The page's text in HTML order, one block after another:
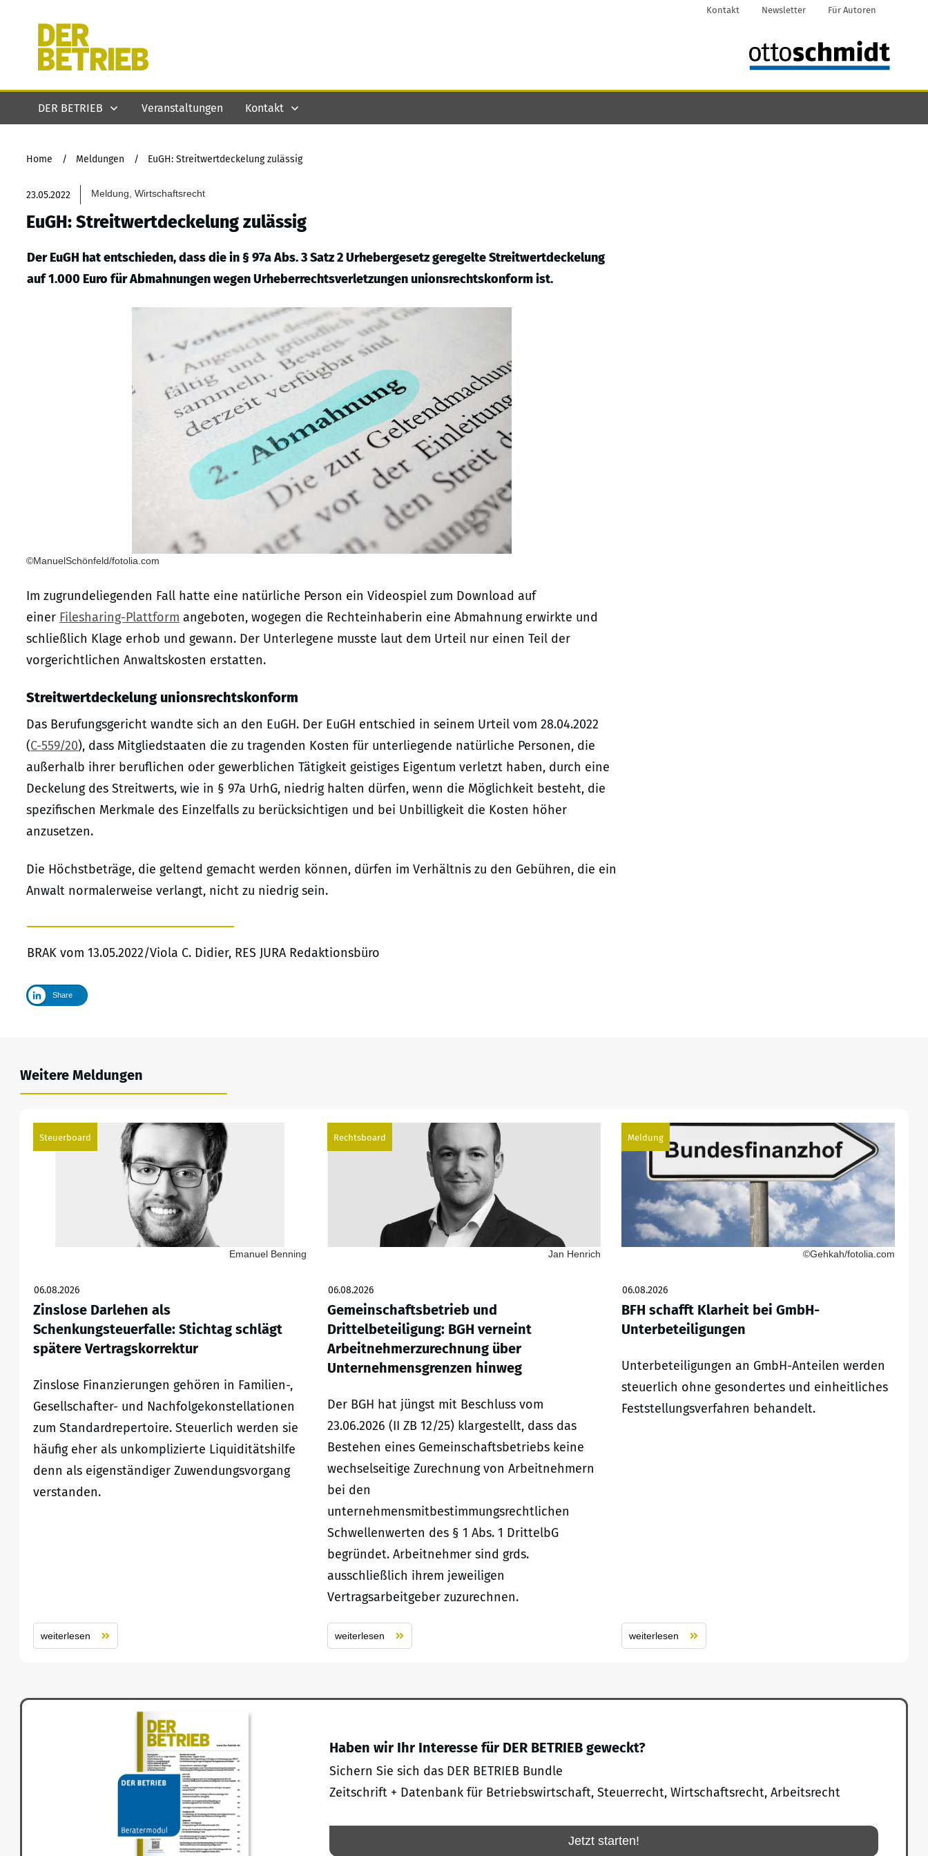
Kontakt Newsletter Für Autoren
DER BETRIEB Veranstaltungen Kontakt
Home / Meldungen / EuGH: Streitwertdeckelung zulässig
23.05.2022 Meldung, Wirtschaftsrecht
EuGH: Streitwertdeckelung zulässig
Der EuGH hat entschieden, dass die in § 97a Abs. 3 Satz 2 Urhebergesetz geregelte Streitwertdeckelung
auf 1.000 Euro für Abmahnungen wegen Urheberrechtsverletzungen unionsrechtskonform ist.
©ManuelSchönfeld/fotolia.com
Im zugrundeliegenden Fall hatte eine natürliche Person ein Videospiel zum Download auf
einer Filesharing-Plattform angeboten, wogegen die Rechteinhaberin eine Abmahnung erwirkte und
schließlich Klage erhob und gewann. Der Unterlegene musste laut dem Urteil nur einen Teil der
vorgerichtlichen Anwaltskosten erstatten.
Streitwertdeckelung unionsrechtskonform
Das Berufungsgericht wandte sich an den EuGH. Der EuGH entschied in seinem Urteil vom 28.04.2022
(C-559/20), dass Mitgliedstaaten die zu tragenden Kosten für unterliegende natürliche Personen, die
außerhalb ihrer beruflichen oder gewerblichen Tätigkeit geistiges Eigentum verletzt haben, durch eine
Deckelung des Streitwerts, wie in § 97a UrhG, niedrig halten dürfen, wenn die Möglichkeit besteht, die
spezifischen Merkmale des Einzelfalls zu berücksichtigen und bei Unbilligkeit die Kosten höher
anzusetzen.
Die Höchstbeträge, die geltend gemacht werden können, dürfen im Verhältnis zu den Gebühren, die ein
Anwalt normalerweise verlangt, nicht zu niedrig sein.
BRAK vom 13.05.2022/Viola C. Didier, RES JURA Redaktionsbüro
Share
Weitere Meldungen
Steuerboard
Emanuel Benning
06.08.2026
Zinslose Darlehen als
Schenkungsteuerfalle: Stichtag schlägt
spätere Vertragskorrektur
Zinslose Finanzierungen gehören in Familien-,
Gesellschafter- und Nachfolgekonstellationen
zum Standardrepertoire. Steuerlich werden sie
häufig eher als unkomplizierte Liquiditätshilfe
denn als eigenständiger Zuwendungsvorgang
verstanden.
weiterlesen
Rechtsboard
Jan Henrich
06.08.2026
Gemeinschaftsbetrieb und
Drittelbeteiligung: BGH verneint
Arbeitnehmerzurechnung über
Unternehmensgrenzen hinweg
Der BGH hat jüngst mit Beschluss vom
23.06.2026 (II ZB 12/25) klargestellt, dass das
Bestehen eines Gemeinschaftsbetriebs keine
wechselseitige Zurechnung von Arbeitnehmern
bei den
unternehmensmitbestimmungsrechtlichen
Schwellenwerten des § 1 Abs. 1 DrittelbG
begründet. Arbeitnehmer sind grds.
ausschließlich ihrem jeweiligen
Vertragsarbeitgeber zuzurechnen.
weiterlesen
Meldung
©Gehkah/fotolia.com
06.08.2026
BFH schafft Klarheit bei GmbH-
Unterbeteiligungen
Unterbeteiligungen an GmbH-Anteilen werden
steuerlich ohne gesondertes und einheitliches
Feststellungsverfahren behandelt.
weiterlesen
Haben wir Ihr Interesse für DER BETRIEB geweckt?
Sichern Sie sich das DER BETRIEB Bundle
Zeitschrift + Datenbank für Betriebswirtschaft, Steuerrecht, Wirtschaftsrecht, Arbeitsrecht
Jetzt starten!